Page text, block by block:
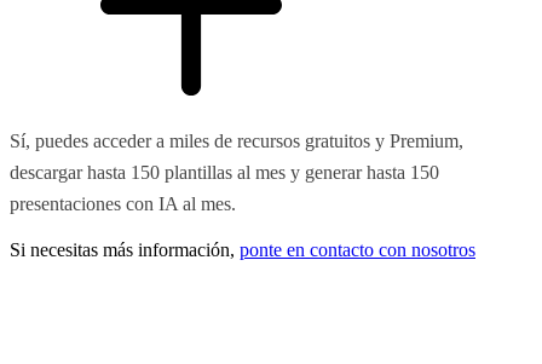
Sí, puedes acceder a miles de recursos gratuitos y Premium,
descargar hasta 150 plantillas al mes y generar hasta 150
presentaciones con IA al mes.
Si necesitas más información, ponte en contacto con nosotros